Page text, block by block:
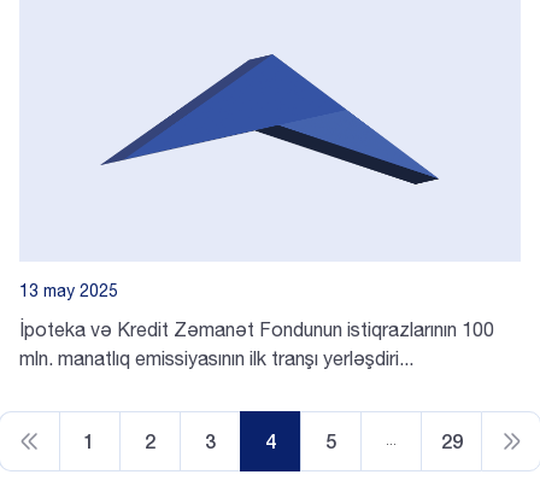
13 may 2025
İpoteka və Kredit Zəmanət Fondunun istiqrazlarının 100
mln. manatlıq emissiyasının ilk tranşı yerləşdiri...
1 2 3 4 5 29